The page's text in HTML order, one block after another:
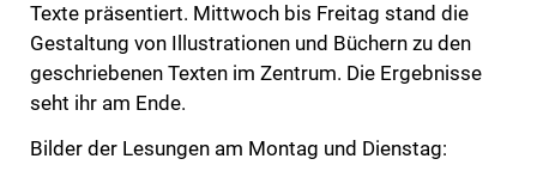
Texte präsentiert. Mittwoch bis Freitag stand die
Gestaltung von Illustrationen und Büchern zu den
geschriebenen Texten im Zentrum. Die Ergebnisse
seht ihr am Ende.
Bilder der Lesungen am Montag und Dienstag: